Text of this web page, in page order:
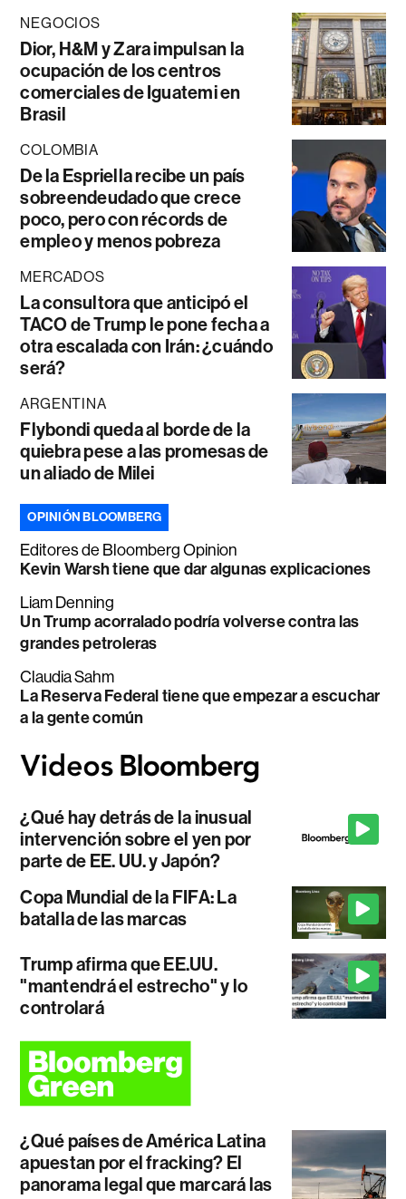
NEGOCIOS
Dior, H&M y Zara impulsan la
ocupación de los centros
comerciales de Iguatemi en
Brasil
COLOMBIA
De la Espriella recibe un país
sobreendeudado que crece
poco, pero con récords de
empleo y menos pobreza
MERCADOS
La consultora que anticipó el
TACO de Trump le pone fecha a
otra escalada con Irán: ¿cuándo
será?
ARGENTINA
Flybondi queda al borde de la
quiebra pese a las promesas de
un aliado de Milei
OPINIÓN BLOOMBERG
Editores de Bloomberg Opinion
Kevin Warsh tiene que dar algunas explicaciones
Liam Denning
Un Trump acorralado podría volverse contra las
grandes petroleras
Claudia Sahm
La Reserva Federal tiene que empezar a escuchar
a la gente común
¿Qué hay detrás de la inusual
intervención sobre el yen por
parte de EE. UU. y Japón?
Copa Mundial de la FIFA: La
batalla de las marcas
Trump afirma que EE.UU.
"mantendrá el estrecho" y lo
controlará
¿Qué países de América Latina
apuestan por el fracking? El
panorama legal que marcará las